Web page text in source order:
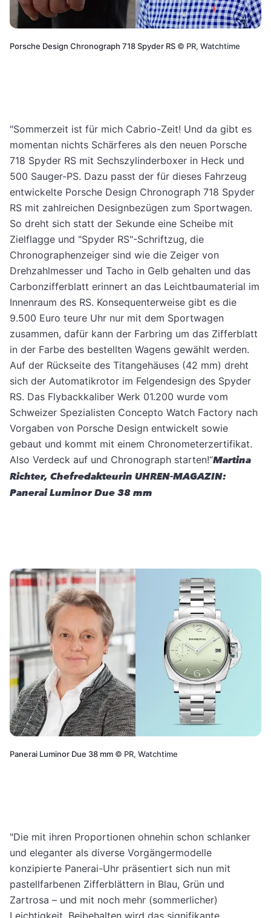
Porsche Design Chronograph 718 Spyder RS © PR, Watchtime
"Sommerzeit ist für mich Cabrio-Zeit! Und da gibt es
momentan nichts Schärferes als den neuen Porsche
718 Spyder RS mit Sechszylinderboxer in Heck und
500 Sauger-PS. Dazu passt der für dieses Fahrzeug
entwickelte Porsche Design Chronograph 718 Spyder
RS mit zahlreichen Designbezügen zum Sportwagen.
So dreht sich statt der Sekunde eine Scheibe mit
Zielflagge und "Spyder RS"-Schriftzug, die
Chronographenzeiger sind wie die Zeiger von
Drehzahlmesser und Tacho in Gelb gehalten und das
Carbonzifferblatt erinnert an das Leichtbaumaterial im
Innenraum des RS. Konsequenterweise gibt es die
9.500 Euro teure Uhr nur mit dem Sportwagen
zusammen, dafür kann der Farbring um das Zifferblatt
in der Farbe des bestellten Wagens gewählt werden.
Auf der Rückseite des Titangehäuses (42 mm) dreht
sich der Automatikrotor im Felgendesign des Spyder
RS. Das Flybackkaliber Werk 01.200 wurde vom
Schweizer Spezialisten Concepto Watch Factory nach
Vorgaben von Porsche Design entwickelt sowie
gebaut und kommt mit einem Chronometerzertifikat.
Also Verdeck auf und Chronograph starten!“Martina
Richter, Chefredakteurin UHREN-MAGAZIN:
Panerai Luminor Due 38 mm
Panerai Luminor Due 38 mm © PR, Watchtime
"Die mit ihren Proportionen ohnehin schon schlanker
und eleganter als diverse Vorgängermodelle
konzipierte Panerai-Uhr präsentiert sich nun mit
pastellfarbenen Zifferblättern in Blau, Grün und
Zartrosa – und mit noch mehr (sommerlicher)